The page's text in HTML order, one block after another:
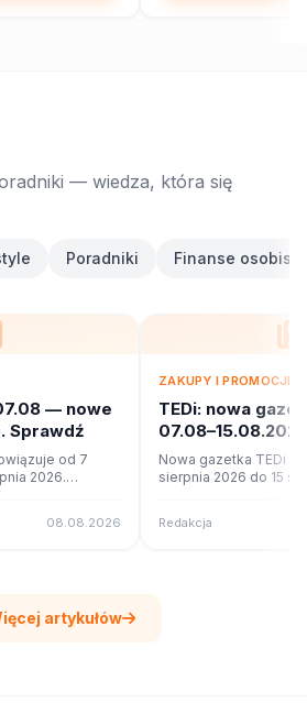
— wiedza, która się
Poradniki Finanse osobiste
— nowe
Sprawdź
od 7
2026.
08.08.2026
ZAKUPY I PROMOCJE
TEDi: nowa
ofercie?
Nowa gazetka TEDi
sierpnia 2026 do 15
Redakcja
artykułów